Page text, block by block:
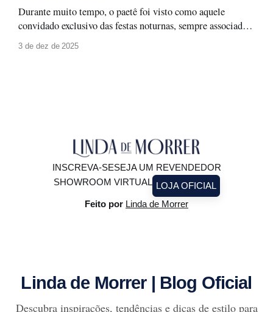
Durante muito tempo, o paetê foi visto como aquele
convidado exclusivo das festas noturnas, sempre associado a
produções glamourosas, luz baixa e ocasiões especiais. A
3 de dez de 2025
INSCREVA-SESEJA UM REVENDEDOR
SHOWROOM VIRTUAL LOJA OFICIAL
Feito por Linda de Morrer
Linda de Morrer | Blog Oficial
Descubra inspirações, tendências e dicas de estilo para